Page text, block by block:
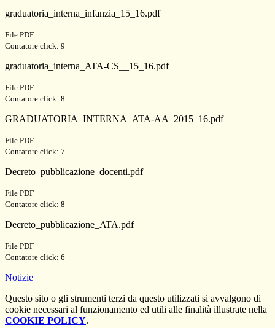
graduatoria_interna_infanzia_15_16.pdf
File PDF
Contatore click: 9
graduatoria_interna_ATA-CS__15_16.pdf
File PDF
Contatore click: 8
GRADUATORIA_INTERNA_ATA-AA_2015_16.pdf
File PDF
Contatore click: 7
Decreto_pubblicazione_docenti.pdf
File PDF
Contatore click: 8
Decreto_pubblicazione_ATA.pdf
File PDF
Contatore click: 6
Notizie
Questo sito o gli strumenti terzi da questo utilizzati si avvalgono di
cookie necessari al funzionamento ed utili alle finalità illustrate nella
COOKIE POLICY.